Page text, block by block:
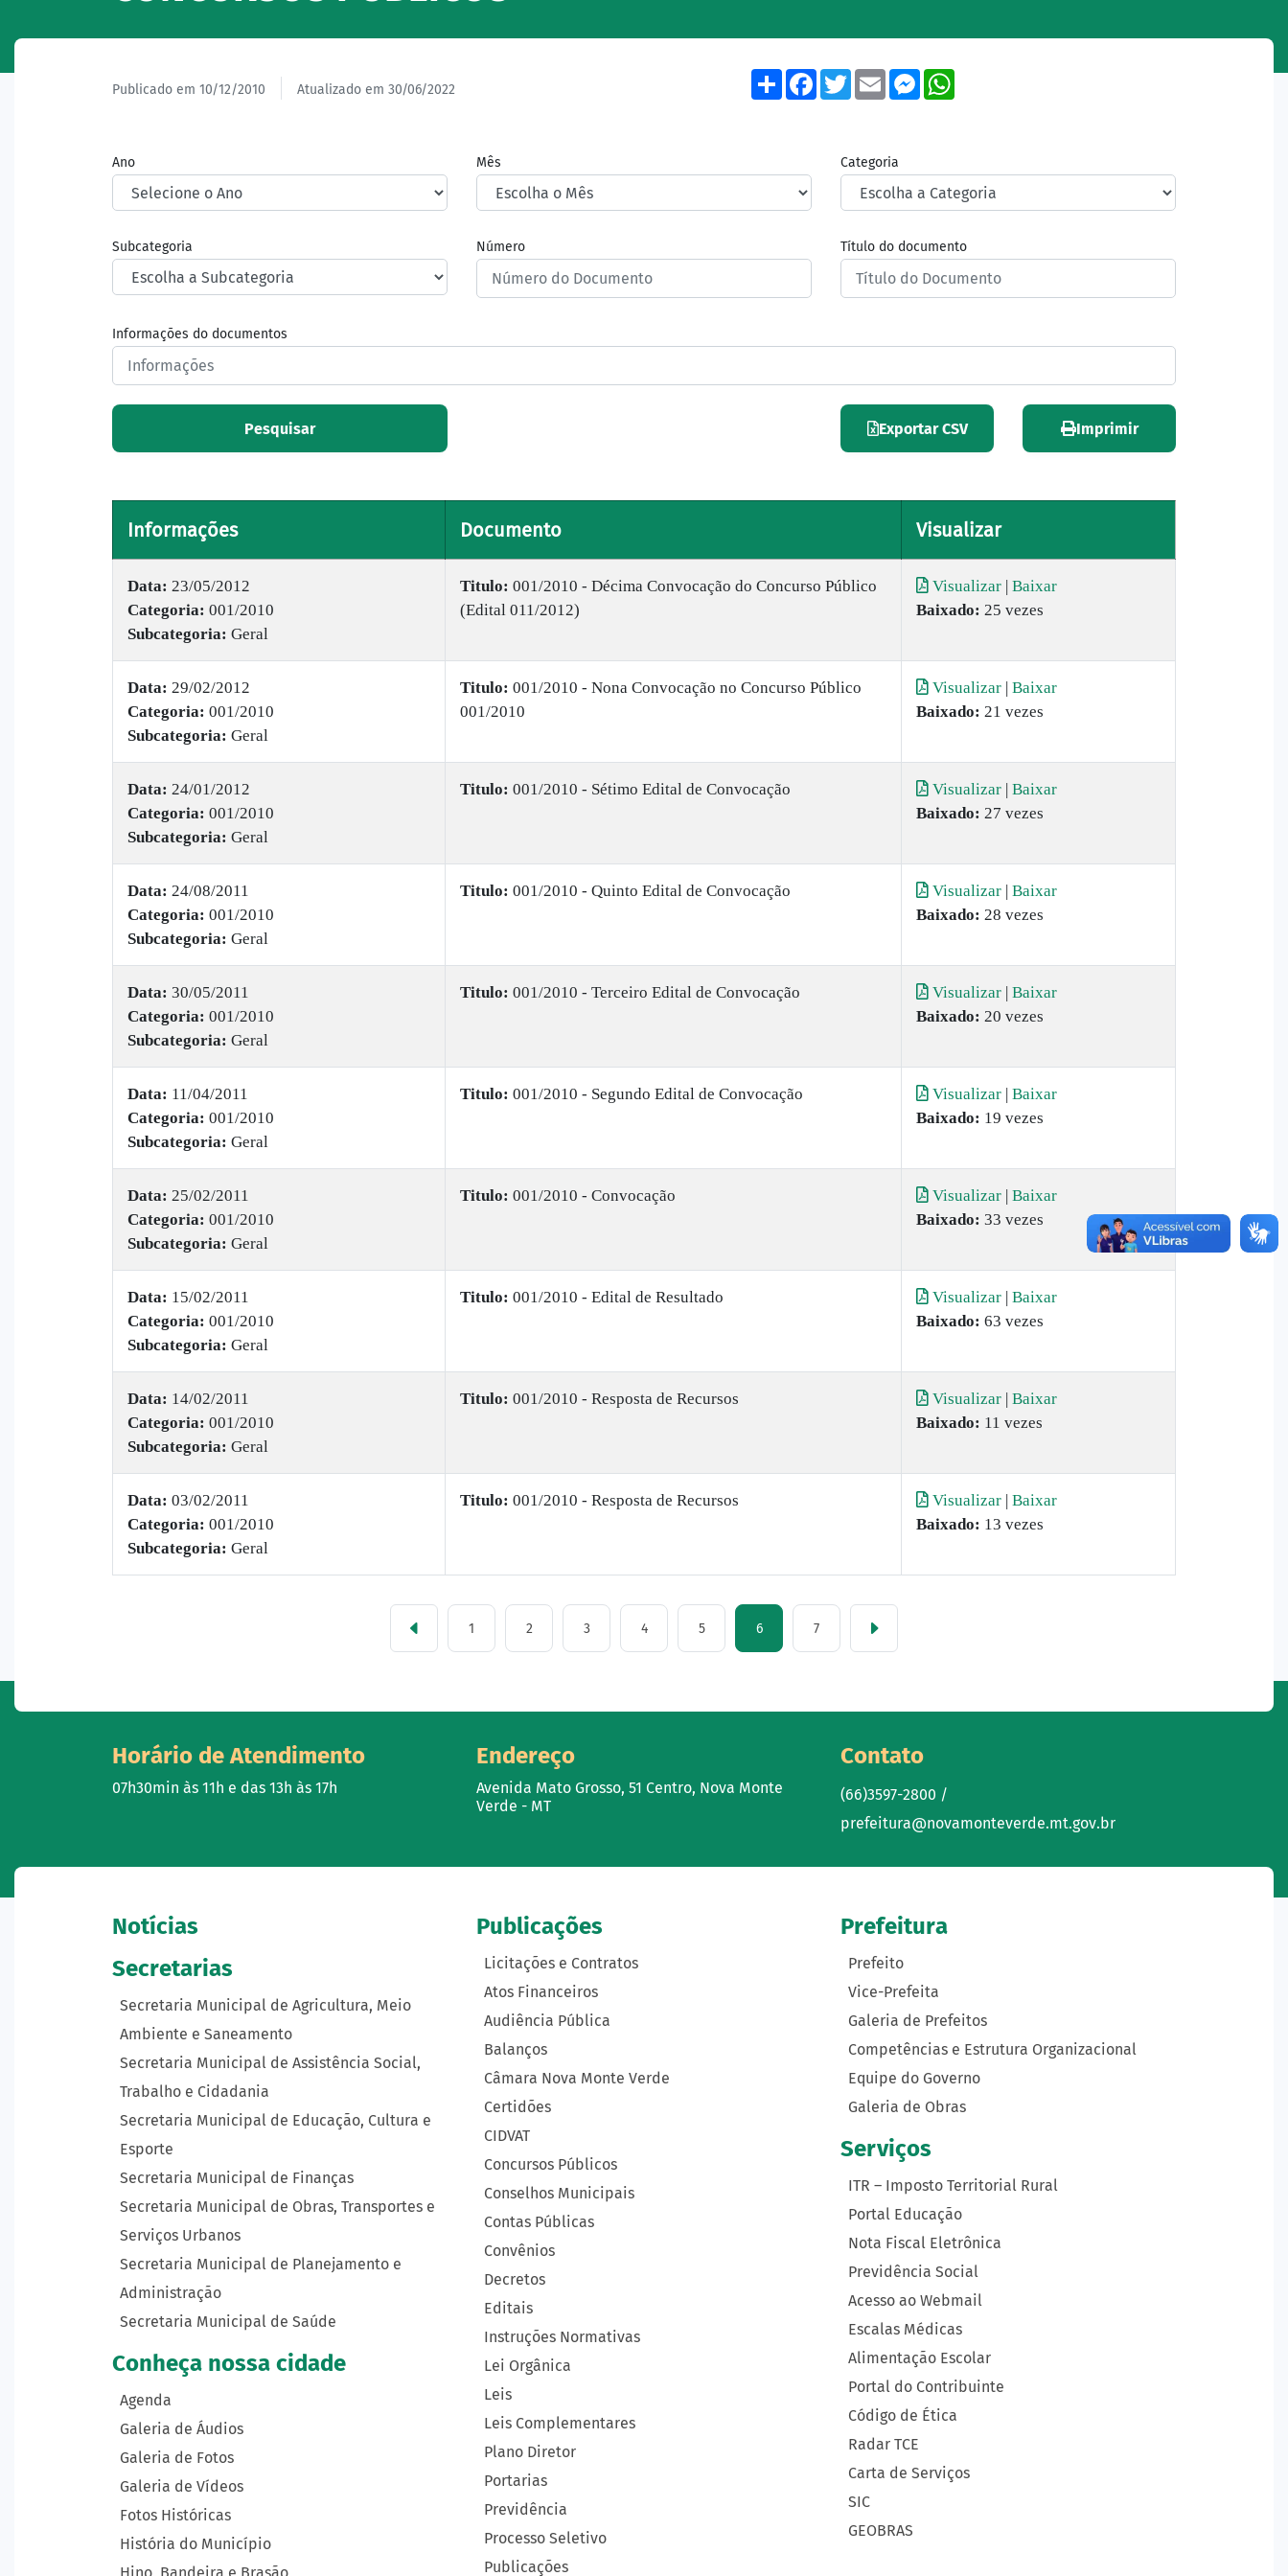
Publicado em 10/12/2010 Atualizado em 30/06/2022
ShareFacebook
TwitterEmailMessenger
Ano Mês Categoria
Subcategoria Número Título do documento
Informações do documentos
Pesquisar Exportar CSV Imprimir
Informações Documento Visualizar
Data: 23/05/2012
Categoria: 001/2010
Subcategoria: Geral
Titulo: 001/2010 - Décima Convocação do Concurso Público
(Edital 011/2012)
Visualizar | Baixar
Baixado: 25 vezes
Data: 29/02/2012
Categoria: 001/2010
Subcategoria: Geral
Titulo: 001/2010 - Nona Convocação no Concurso Público
001/2010
Visualizar | Baixar
Baixado: 21 vezes
Data: 24/01/2012
Categoria: 001/2010
Subcategoria: Geral
Titulo: 001/2010 - Sétimo Edital de Convocação Visualizar | Baixar
Baixado: 27 vezes
Data: 24/08/2011
Categoria: 001/2010
Subcategoria: Geral
Titulo: 001/2010 - Quinto Edital de Convocação Visualizar | Baixar
Baixado: 28 vezes
Data: 30/05/2011
Categoria: 001/2010
Subcategoria: Geral
Titulo: 001/2010 - Terceiro Edital de Convocação Visualizar | Baixar
Baixado: 20 vezes
Data: 11/04/2011
Categoria: 001/2010
Subcategoria: Geral
Titulo: 001/2010 - Segundo Edital de Convocação Visualizar | Baixar
Baixado: 19 vezes
Data: 25/02/2011
Categoria: 001/2010
Subcategoria: Geral
Titulo: 001/2010 - Convocação Visualizar | Baixar
Baixado: 33 vezes
Data: 15/02/2011
Categoria: 001/2010
Subcategoria: Geral
Titulo: 001/2010 - Edital de Resultado Visualizar | Baixar
Baixado: 63 vezes
Data: 14/02/2011
Categoria: 001/2010
Subcategoria: Geral
Titulo: 001/2010 - Resposta de Recursos Visualizar | Baixar
Baixado: 11 vezes
Data: 03/02/2011
Categoria: 001/2010
Subcategoria: Geral
Titulo: 001/2010 - Resposta de Recursos Visualizar | Baixar
Baixado: 13 vezes
1 2 3 4 5 6 7
Horário de Atendimento
07h30min às 11h e das 13h às 17h
Endereço
Avenida Mato Grosso, 51 Centro, Nova Monte
Verde - MT
Contato
(66)3597-2800 /
prefeitura@novamonteverde.mt.gov.br
Notícias
Secretarias
Secretaria Municipal de Agricultura, Meio
Ambiente e Saneamento
Secretaria Municipal de Assistência Social,
Trabalho e Cidadania
Secretaria Municipal de Educação, Cultura e
Esporte
Secretaria Municipal de Finanças
Secretaria Municipal de Obras, Transportes e
Serviços Urbanos
Secretaria Municipal de Planejamento e
Administração
Secretaria Municipal de Saúde
Conheça nossa cidade
Agenda
Galeria de Áudios
Galeria de Fotos
Galeria de Vídeos
Fotos Históricas
História do Município
Publicações
Licitações e Contratos
Atos Financeiros
Audiência Pública
Balanços
Câmara Nova Monte Verde
Certidões
CIDVAT
Concursos Públicos
Conselhos Municipais
Contas Públicas
Convênios
Decretos
Editais
Instruções Normativas
Lei Orgânica
Leis
Leis Complementares
Plano Diretor
Portarias
Previdência
Processo Seletivo
Publicações
Prefeitura
Prefeito
Vice-Prefeita
Galeria de Prefeitos
Competências e Estrutura Organizacional
Equipe do Governo
Galeria de Obras
Serviços
ITR – Imposto Territorial Rural
Portal Educação
Nota Fiscal Eletrônica
Previdência Social
Acesso ao Webmail
Escalas Médicas
Alimentação Escolar
Portal do Contribuinte
Código de Ética
Radar TCE
Carta de Serviços
SIC
GEOBRAS